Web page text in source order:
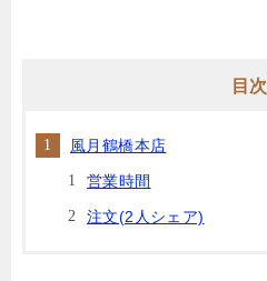
目次
風月鶴橋本店
営業時間
注文(2人シェア)